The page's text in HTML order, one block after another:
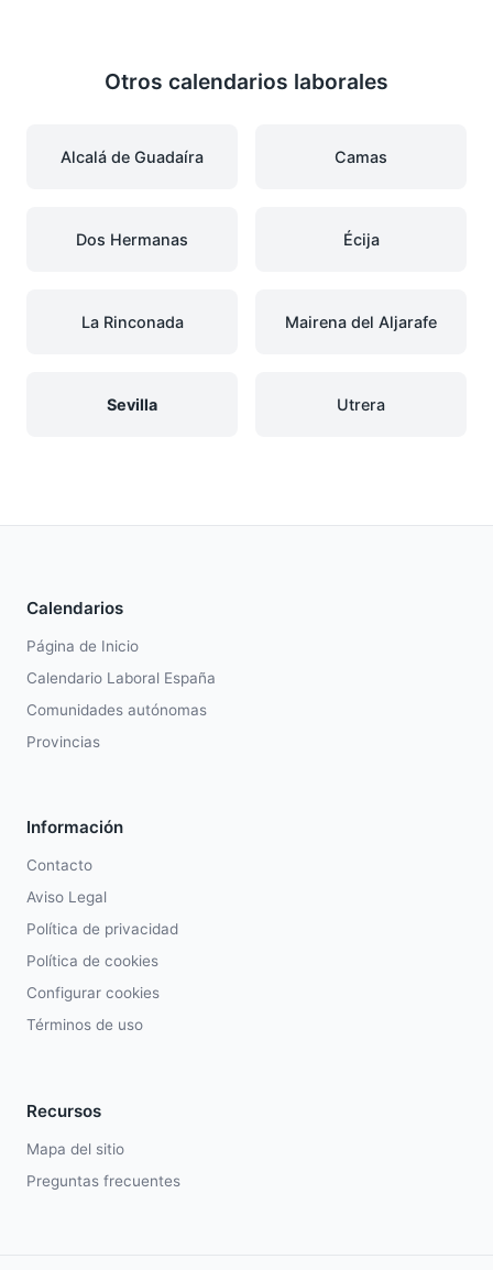
Otros calendarios laborales
Alcalá de Guadaíra Camas
Dos Hermanas Écija
La Rinconada Mairena del Aljarafe
Sevilla Utrera
Calendarios
Página de Inicio
Calendario Laboral España
Comunidades autónomas
Provincias
Información
Contacto
Aviso Legal
Política de privacidad
Política de cookies
Configurar cookies
Términos de uso
Recursos
Mapa del sitio
Preguntas frecuentes